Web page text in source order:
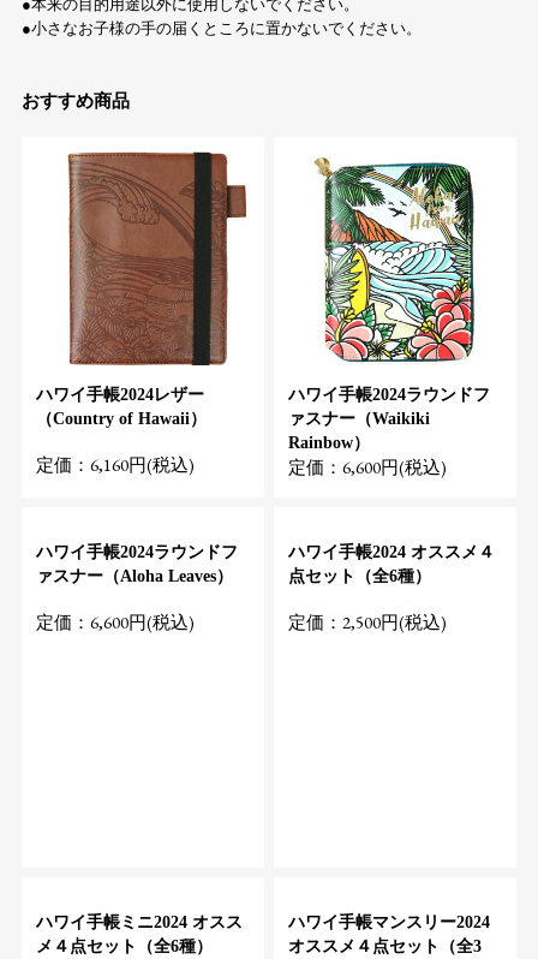
●本来の目的用途以外に使用しないでください。
●小さなお子様の手の届くところに置かないでください。
おすすめ商品
ハワイ手帳2024レザー
（Country of Hawaii）
定価：6,160円(税込)
ハワイ手帳2024ラウンドフ
ァスナー（Waikiki
Rainbow）
定価：6,600円(税込)
ハワイ手帳2024ラウンドフ
ァスナー（Aloha Leaves）
定価：6,600円(税込)
ハワイ手帳2024 オススメ４
点セット（全6種）
定価：2,500円(税込)
ハワイ手帳ミニ2024 オスス
メ４点セット（全6種）
ハワイ手帳マンスリー2024
オススメ４点セット（全3